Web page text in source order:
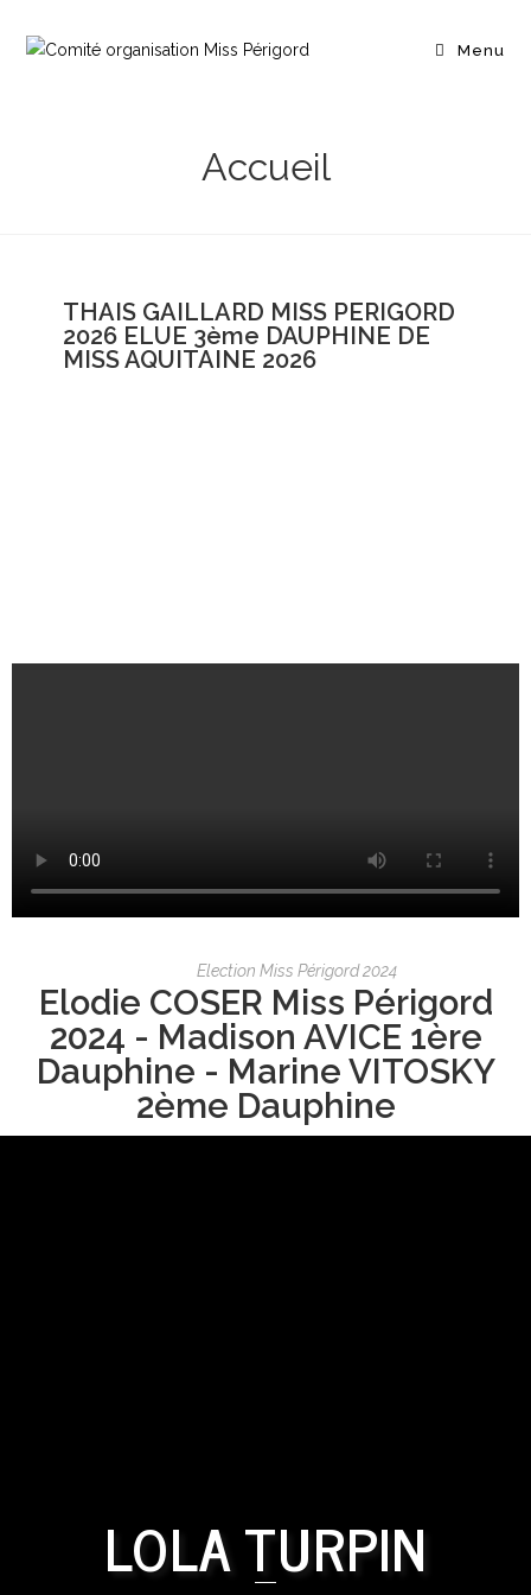
Menu
Accueil
THAIS GAILLARD MISS PERIGORD
2026 ELUE 3ème DAUPHINE DE
MISS AQUITAINE 2026
Election Miss Périgord 2024
Elodie COSER Miss Périgord
2024 - Madison AVICE 1ère
Dauphine - Marine VITOSKY
2ème Dauphine
LOLA TURPIN